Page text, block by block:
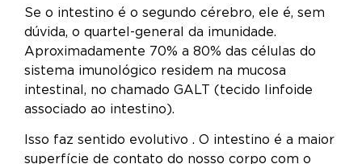
Se o intestino é o segundo cérebro, ele é, sem
dúvida, o quartel-general da imunidade.
Aproximadamente 70% a 80% das células do
sistema imunológico residem na mucosa
intestinal, no chamado GALT (tecido linfoide
associado ao intestino).
Isso faz sentido evolutivo . O intestino é a maior
superfície de contato do nosso corpo com o